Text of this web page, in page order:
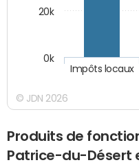
Impôts locaux
0k
20k
© JDN 2026
Produits de
Patrice-du-Désert